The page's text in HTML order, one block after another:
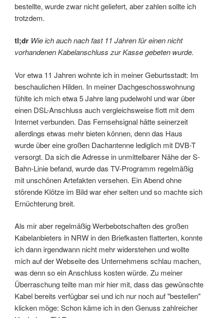
bestellte, wurde zwar nicht geliefert, aber zahlen sollte ich
trotzdem.
tl;dr Wie ich auch nach fast 11 Jahren für einen nicht
vorhandenen Kabelanschluss zur Kasse gebeten wurde.
Vor etwa 11 Jahren wohnte ich in meiner Geburtsstadt: Im
beschaulichen Hilden. In meiner Dachgeschosswohnung
fühlte ich mich etwa 5 Jahre lang pudelwohl und war über
einen DSL-Anschluss auch vergleichsweise flott mit dem
Internet verbunden. Das Fernsehsignal hätte seinerzeit
allerdings etwas mehr bieten können, denn das Haus
wurde über eine großen Dachantenne lediglich mit DVB-T
versorgt. Da sich die Adresse in unmittelbarer Nähe der S-
Bahn-Linie befand, wurde das TV-Programm regelmäßig
mit unschönen Artefakten versehen. Ein Abend ohne
störende Klötze im Bild war eher selten und so machte sich
Ernüchterung breit.
Als mir aber regelmäßig Werbebotschaften des großen
Kabelanbieters in NRW in den Briefkasten flatterten, konnte
ich dann irgendwann nicht mehr widerstehen und wollte
mich auf der Webseite des Unternehmens schlau machen,
was denn so ein Anschluss kosten würde. Zu meiner
Überraschung teilte man mir hier mit, dass das gewünschte
Kabel bereits verfügbar sei und ich nur noch auf "bestellen"
klicken möge: Schon käme ich in den Genuss zahlreicher